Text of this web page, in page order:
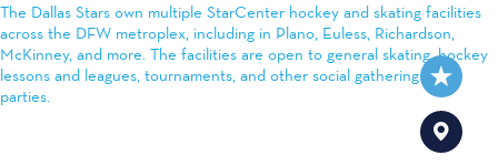
The Dallas Stars own multiple StarCenter hockey and skating facilities
across the DFW metroplex, including in Plano, Euless, Richardson,
McKinney, and more. The facilities are open to general skating, hockey
lessons and leagues, tournaments, and other social gatherings or
parties.